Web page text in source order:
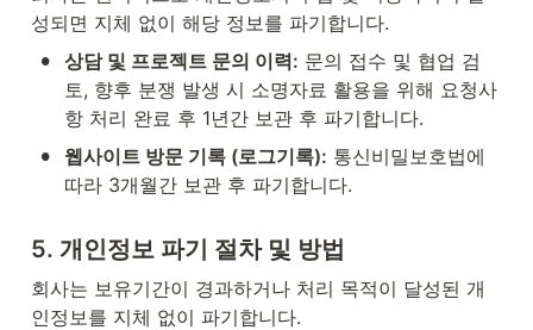
성되면 지체 없이 해당 정보를 파기합니다.
• 상담 및 프로젝트 문의 이력: 문의 접수 및 협업 검
토, 향후 분쟁 발생 시 소명자료 활용을 위해 요청사
항 처리 완료 후 1년간 보관 후 파기합니다.
• 웹사이트 방문 기록 (로그기록): 통신비밀보호법에
따라 3개월간 보관 후 파기합니다.
5. 개인정보 파기 절차 및 방법
회사는 보유기간이 경과하거나 처리 목적이 달성된 개
인정보를 지체 없이 파기합니다.